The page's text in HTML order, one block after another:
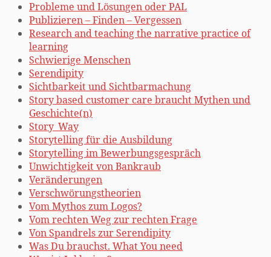
Probleme und Lösungen oder PAL
Publizieren – Finden – Vergessen
Research and teaching the narrative practice of
learning
Schwierige Menschen
Serendipity
Sichtbarkeit und Sichtbarmachung
Story based customer care braucht Mythen und
Geschichte(n)
Story_Way
Storytelling für die Ausbildung
Storytelling im Bewerbungsgespräch
Unwichtigkeit von Bankraub
Veränderungen
Verschwörungstheorien
Vom Mythos zum Logos?
Vom rechten Weg zur rechten Frage
Von Spandrels zur Serendipity
Was Du brauchst. What You need